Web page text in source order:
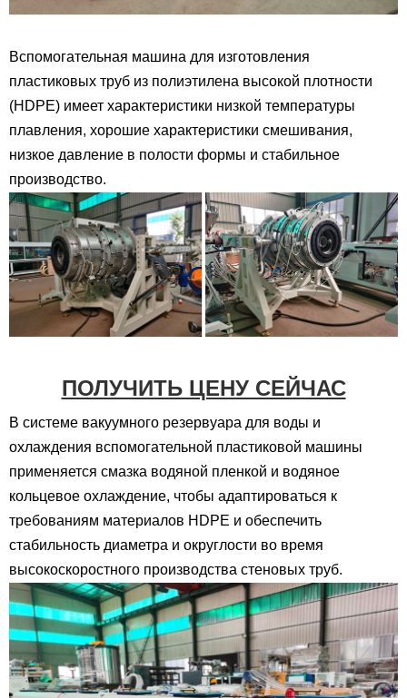
Вспомогательная машина для изготовления
пластиковых труб из полиэтилена высокой плотности
(HDPE) имеет характеристики низкой температуры
плавления, хорошие характеристики смешивания,
низкое давление в полости формы и стабильное
производство.
ПОЛУЧИТЬ ЦЕНУ СЕЙЧАС
В системе вакуумного резервуара для воды и
охлаждения вспомогательной пластиковой машины
применяется смазка водяной пленкой и водяное
кольцевое охлаждение, чтобы адаптироваться к
требованиям материалов HDPE и обеспечить
стабильность диаметра и округлости во время
высокоскоростного производства стеновых труб.